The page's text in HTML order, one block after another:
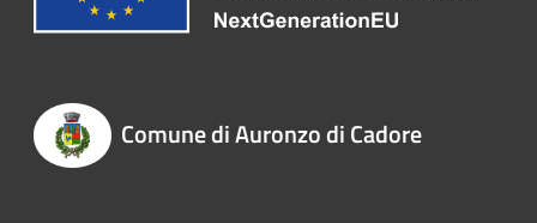
Comune di Auronzo di Cadore